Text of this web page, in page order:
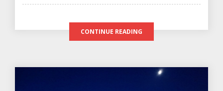
CONTINUE READING